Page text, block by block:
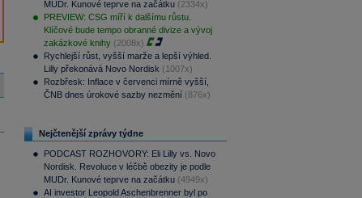
MUDr. Kunové teprve na začátku (2334x)
PREVIEW: CSG míří k dalšímu růstu.
Klíčové bude tempo obranné divize a vývoj
zakázkové knihy (2008x)
Rychlejší růst, vyšší marže a lepší výhled.
Lilly překonává Novo Nordisk (1007x)
Rozbřesk: Inflace v červenci mírně vyšší,
ČNB dnes úrokové sazby nezmění (876x)
Nejčtenější zprávy týdne
PODCAST ROZHOVORY: Eli Lilly vs. Novo
Nordisk. Revoluce v léčbě obezity je podle
MUDr. Kunové teprve na začátku (4949x)
AI investor Leopold Aschenbrenner byl po